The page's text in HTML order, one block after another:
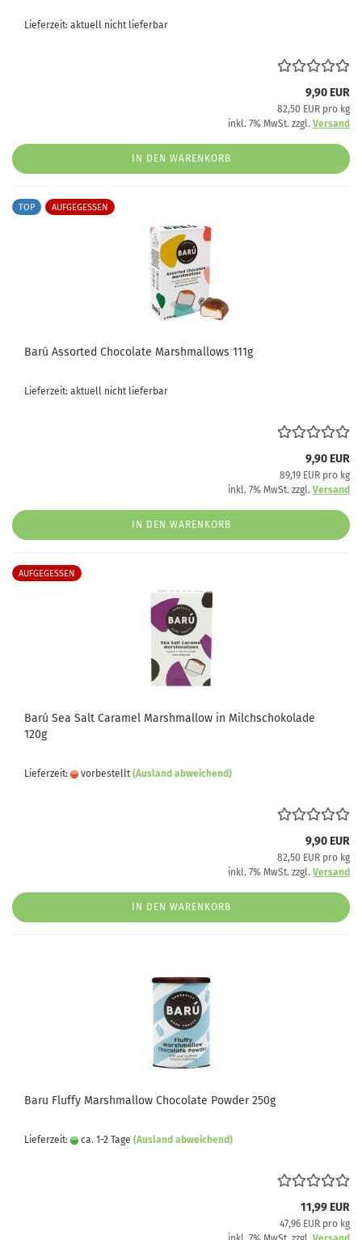
Lieferzeit: aktuell nicht lieferbar
9,90 EUR
82,50 EUR pro kg
inkl. 7% MwSt. zzgl. Versand
IN DEN WARENKORB
TOP AUFGEGESSEN
Barú Assorted Chocolate Marshmallows 111g
Lieferzeit: aktuell nicht lieferbar
9,90 EUR
89,19 EUR pro kg
inkl. 7% MwSt. zzgl. Versand
IN DEN WARENKORB
AUFGEGESSEN
Barú Sea Salt Caramel Marshmallow in Milchschokolade
120g
Lieferzeit: vorbestellt (Ausland abweichend)
9,90 EUR
82,50 EUR pro kg
inkl. 7% MwSt. zzgl. Versand
IN DEN WARENKORB
Baru Fluffy Marshmallow Chocolate Powder 250g
Lieferzeit: ca. 1-2 Tage (Ausland abweichend)
11,99 EUR
47,96 EUR pro kg